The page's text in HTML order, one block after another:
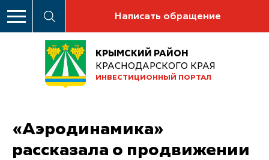
Написать обращение
КРЫМСКИЙ РАЙОН
КРАСНОДАРСКОГО КРАЯ
ИНВЕСТИЦИОННЫЙ ПОРТАЛ
«Аэродинамика»
рассказала о продвижении